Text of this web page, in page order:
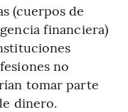
(cuerpos de
financiera)
no
tomar parte
dinero.